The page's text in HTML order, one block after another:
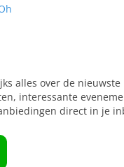
alles over de nieuwste
interessante
direct in je